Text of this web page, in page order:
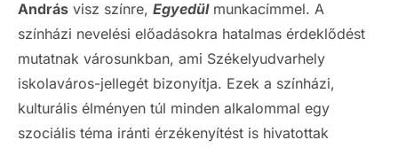
András visz színre, Egyedülmunkacímmel. A
színházi nevelési előadásokra hatalmas érdeklődést
mutatnak városunkban, ami Székelyudvarhely
iskolaváros-jellegét bizonyítja. Ezek a színházi,
kulturális élményen túl minden alkalommal egy
szociális téma iránti érzékenyítést is hivatottak